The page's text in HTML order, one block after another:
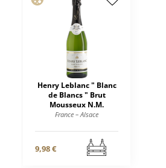
Henry Leblanc " Blanc
de Blancs " Brut
Mousseux N.M.
France – Alsace
9,98 €